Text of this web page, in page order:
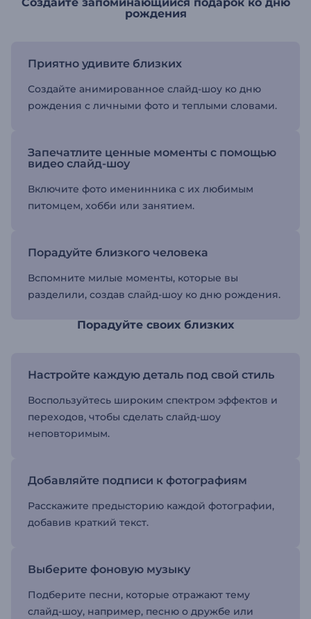
рождения
Приятно удивите близких
Создайте анимированное слайд-шоу ко дню
рождения с личными фото и теплыми словами.
Запечатлите ценные моменты с помощью
видео слайд-шоу
Включите фото именинника с их любимым
питомцем, хобби или занятием.
Порадуйте близкого человека
Вспомните милые моменты, которые вы
разделили, создав слайд-шоу ко дню рождения.
Порадуйте своих близких
Настройте каждую деталь под свой стиль
Воспользуйтесь широким спектром эффектов и
переходов, чтобы сделать слайд-шоу
неповторимым.
Добавляйте подписи к фотографиям
Расскажите предысторию каждой фотографии,
добавив краткий текст.
Выберите фоновую музыку
Подберите песни, которые отражают тему
слайд-шоу, например, песню о дружбе или